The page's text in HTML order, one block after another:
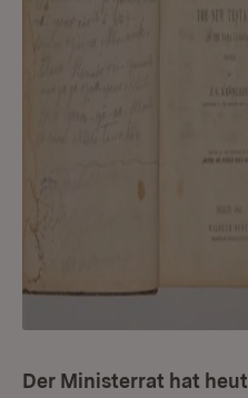
Der Ministerrat hat